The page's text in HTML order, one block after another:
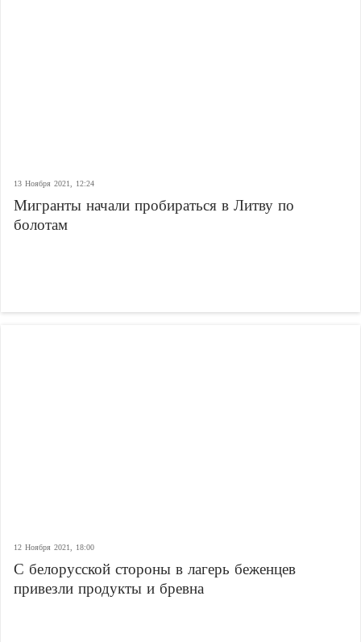
13 Ноября 2021, 12:24
Мигранты начали пробираться в Литву по
болотам
12 Ноября 2021, 18:00
С белорусской стороны в лагерь беженцев
привезли продукты и бревна